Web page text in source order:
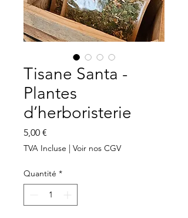
Tisane Santa -
Plantes
d’herboristerie
5,00 €
TVA Incluse | Voir nos CGV
Quantité *